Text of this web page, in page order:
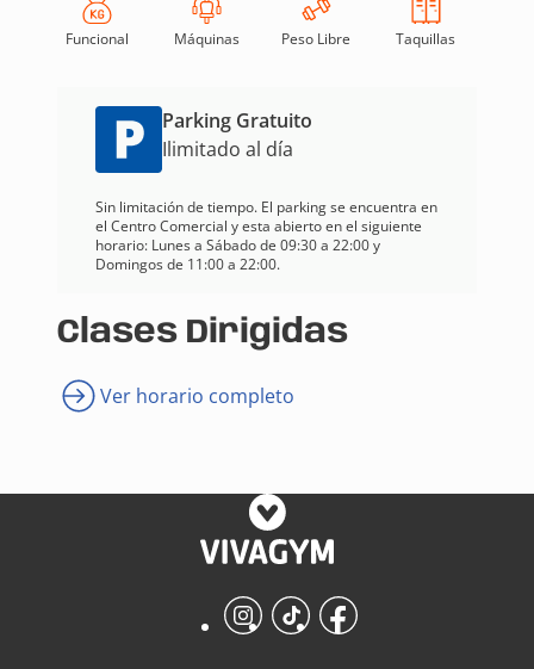
Funcional Máquinas Peso Libre Taquillas
Parking Gratuito
Ilimitado al día
Sin limitación de tiempo. El parking se encuentra en
el Centro Comercial y esta abierto en el siguiente
horario: Lunes a Sábado de 09:30 a 22:00 y
Domingos de 11:00 a 22:00.
Clases Dirigidas
Ver horario completo
Instagram
TikTokFacebook